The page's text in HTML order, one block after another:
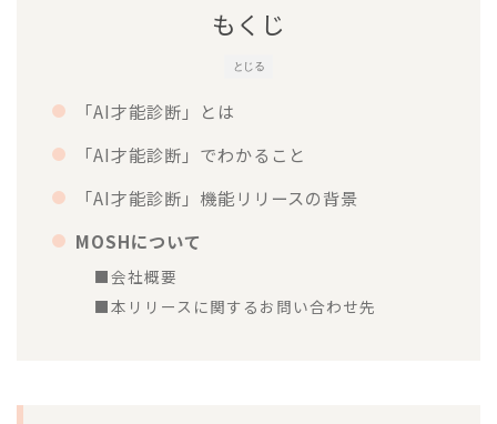
とじる
もくじ
「AI才能診断」とは
「AI才能診断」でわかること
「AI才能診断」機能リリースの背景
MOSHについて
■会社概要
■本リリースに関するお問い合わせ先